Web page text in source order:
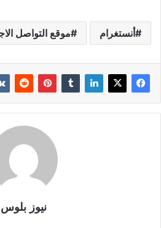
أنستغرام موقع التواصل
نيوز بلوس